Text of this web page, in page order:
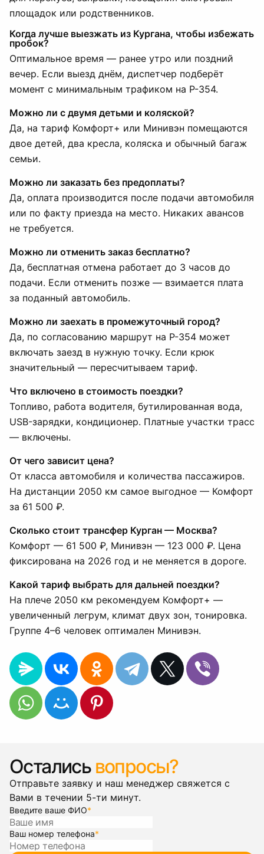
площадок или родственников.
Когда лучше выезжать из Кургана, чтобы избежать
пробок?
Оптимальное время — ранее утро или поздний
вечер. Если выезд днём, диспетчер подберёт
момент с минимальным трафиком на Р-354.
Можно ли с двумя детьми и коляской?
Да, на тариф Комфорт+ или Минивэн помещаются
двое детей, два кресла, коляска и обычный багаж
семьи.
Можно ли заказать без предоплаты?
Да, оплата производится после подачи автомобиля
или по факту приезда на место. Никаких авансов
не требуется.
Можно ли отменить заказ бесплатно?
Да, бесплатная отмена работает до 3 часов до
подачи. Если отменить позже — взимается плата
за поданный автомобиль.
Можно ли заехать в промежуточный город?
Да, по согласованию маршрут на Р-354 может
включать заезд в нужную точку. Если крюк
значительный — пересчитываем тариф.
Что включено в стоимость поездки?
Топливо, работа водителя, бутилированная вода,
USB-зарядки, кондиционер. Платные участки трасс
— включены.
От чего зависит цена?
От класса автомобиля и количества пассажиров.
На дистанции 2050 км самое выгодное — Комфорт
за 61 500 ₽.
Сколько стоит трансфер Курган — Москва?
Комфорт — 61 500 ₽, Минивэн — 123 000 ₽. Цена
фиксирована на 2026 год и не меняется в дороге.
Какой тариф выбрать для дальней поездки?
На плече 2050 км рекомендуем Комфорт+ —
увеличенный легрум, климат двух зон, тонировка.
Группе 4–6 человек оптимален Минивэн.
Остались вопросы?
Отправьте заявку и наш менеджер свяжется с
Вами в течении 5-ти минут.
Введите ваше ФИО*
Ваш номер телефона*